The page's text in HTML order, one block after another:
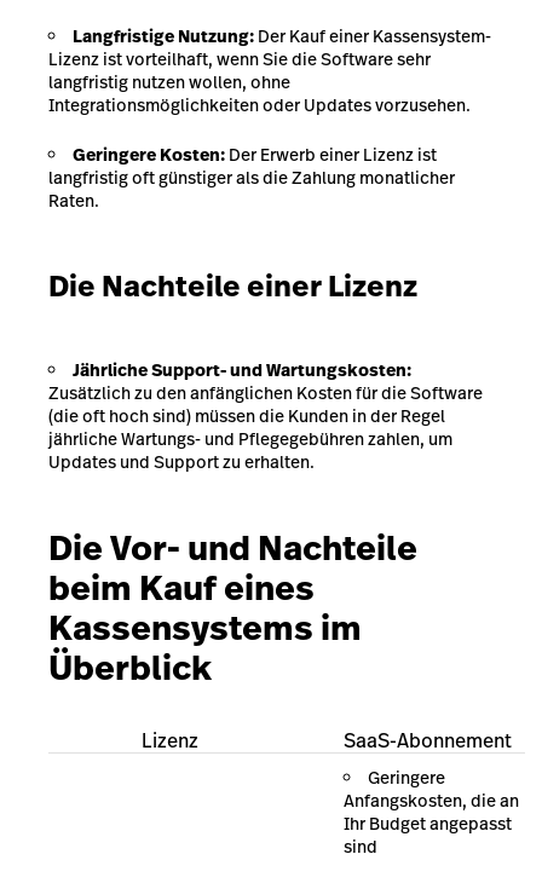
Langfristige Nutzung: Der Kauf einer Kassensystem-
Lizenz ist vorteilhaft, wenn Sie die Software sehr
langfristig nutzen wollen, ohne
Integrationsmöglichkeiten oder Updates vorzusehen.
Geringere Kosten: Der Erwerb einer Lizenz ist
langfristig oft günstiger als die Zahlung monatlicher
Raten.
Die Nachteile einer Lizenz
Jährliche Support- und Wartungskosten:
Zusätzlich zu den anfänglichen Kosten für die Software
(die oft hoch sind) müssen die Kunden in der Regel
jährliche Wartungs- und Pflegegebühren zahlen, um
Updates und Support zu erhalten.
Die Vor- und Nachteile
beim Kauf eines
Kassensystems im
Überblick
Lizenz SaaS-Abonnement
Geringere
Anfangskosten, die an
Ihr Budget angepasst
sind